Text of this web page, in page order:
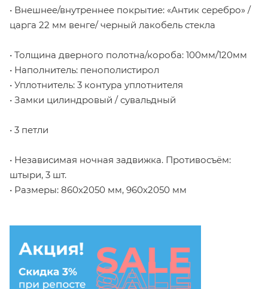
• Внешнее/внутреннее покрытие: «Антик серебро» /
царга 22 мм венге/ черный лакобель стекла
• Толщина дверного полотна/короба: 100мм/120мм
• Наполнитель: пенополистирол
• Уплотнитель: 3 контура уплотнителя
• Замки цилиндровый / сувальдный
• 3 петли
• Независимая ночная задвижка. Противосъём:
штыри, 3 шт.
• Размеры: 860х2050 мм, 960х2050 мм